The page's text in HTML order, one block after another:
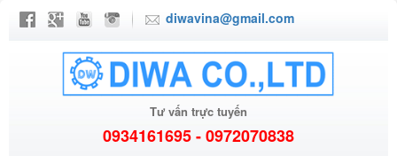
diwavina@gmail.com
Tư vấn trực tuyến
0934161695 - 0972070838